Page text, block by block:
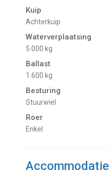
Kuip
Achterkuip
Waterverplaatsing
5.000 kg
Ballast
1.600 kg
Besturing
Stuurwiel
Roer
Enkel
Accommodatie